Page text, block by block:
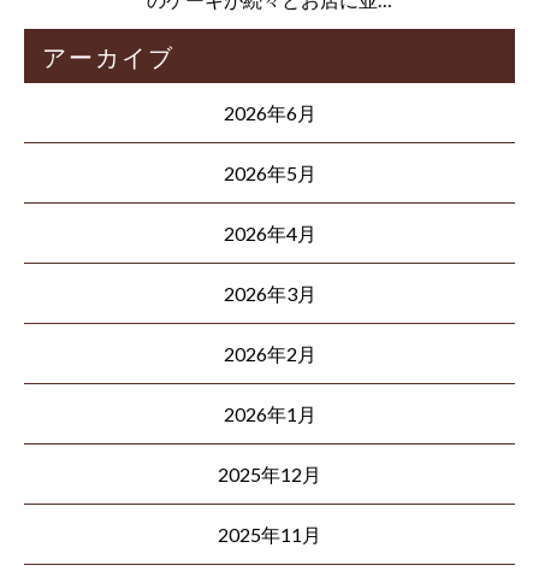
アーカイブ
2026年6月
2026年5月
2026年4月
2026年3月
2026年2月
2026年1月
2025年12月
2025年11月